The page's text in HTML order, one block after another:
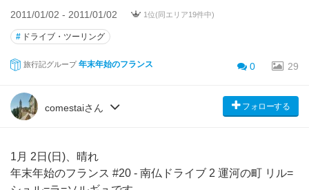
2011/01/02 - 2011/01/02 1位(同エリア19件中)
# ドライブ・ツーリング
旅行記グループ 年末年始のフランス 0 29
comestaiさん フォローする
1月 2日(日)、晴れ
年末年始のフランス #20 - 南仏ドライブ 2 運河の町 リル=